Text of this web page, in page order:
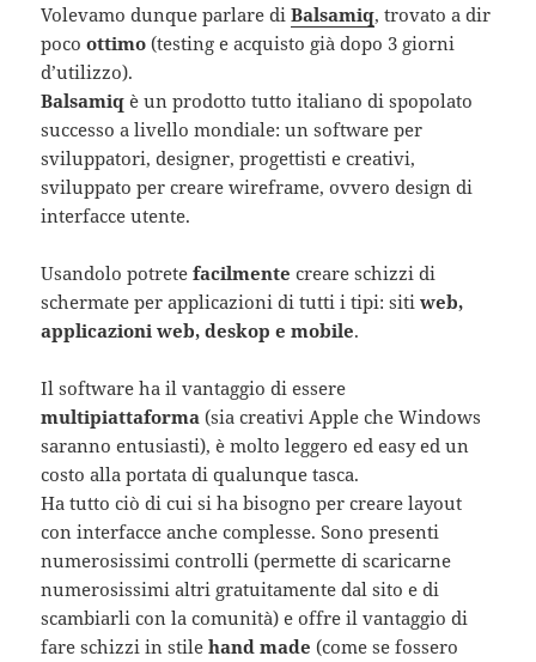
Volevamo dunque parlare diBalsamiq, trovato a dir
pocoottimo (testing e acquisto già dopo 3 giorni
d’utilizzo).
Balsamiq è un prodotto tutto italiano di spopolato
successo a livello mondiale: un software per
sviluppatori, designer, progettisti e creativi,
sviluppato per creare wireframe, ovvero design di
interfacce utente.
Usandolo potretefacilmente creare schizzi di
schermate per applicazioni di tutti i tipi: sitiweb,
applicazioni web, deskop e mobile.
Il software ha il vantaggio di essere
multipiattaforma (sia creativi Apple che Windows
saranno entusiasti), è molto leggero ed easy ed un
costo alla portata di qualunque tasca.
Ha tutto ciò di cui si ha bisogno per creare layout
con interfacce anche complesse. Sono presenti
numerosissimi controlli (permette di scaricarne
numerosissimi altri gratuitamente dal sito e di
scambiarli con la comunità) e offre il vantaggio di
fare schizzi in stile hand made (come se fossero